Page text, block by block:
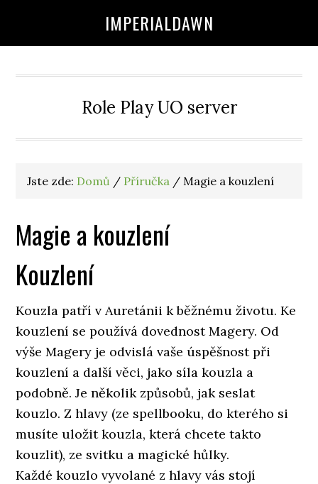
IMPERIALDAWN
Role Play UO server
Jste zde: Domů / Příručka / Magie a kouzlení
Magie a kouzlení
Kouzlení
Kouzla patří v Auretánii k běžnému životu. Ke
kouzlení se používá dovednost Magery. Od
výše Magery je odvislá vaše úspěšnost při
kouzlení a další věci, jako síla kouzla a
podobně. Je několik způsobů, jak seslat
kouzlo. Z hlavy (ze spellbooku, do kterého si
musíte uložit kouzla, která chcete takto
kouzlit), ze svitku a magické hůlky.
Každé kouzlo vyvolané z hlavy vás stojí